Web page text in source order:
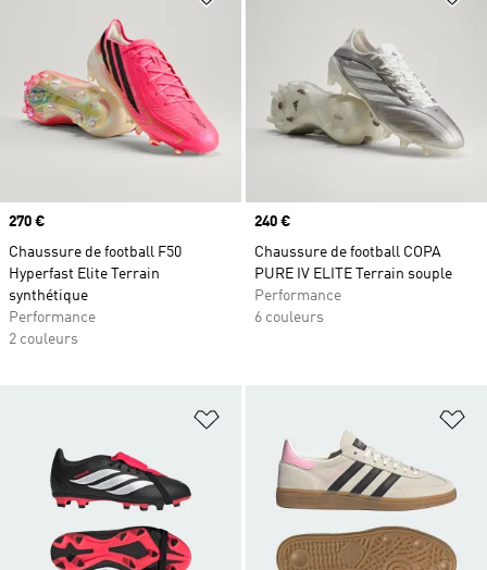
Prix
270 €
Chaussure de football F50
Hyperfast Elite Terrain
synthétique
Performance
2 couleurs
Prix
240 €
Chaussure de football COPA
PURE IV ELITE Terrain souple
Performance
6 couleurs
Ajouter à la Liste de produits